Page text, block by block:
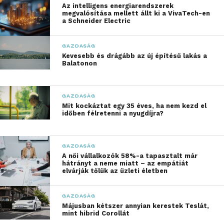
egy sorházi ingatlanban több külön bejáratú, saját
kerttel rendelkező ingatlan van, de ikerházakból is
van bőven az országban. Az ilyen megoldások
előnye rendszerint az, hogy így az építési telek
jobban beépíthető, ami csökkenti a költségeket.
Hiába azonban a „saját ház” élménye, amennyiben
ezeket korábbantársasházakká nyilvánították
akkor az úgynevezett albetétesítést követően
mindegyik ingatlan külön tulajdoni lapot kapott,
amelyenlakásként szerepelnek. Maga a
társasházzá nyilvánítás egyébként nem volt hiba,
hiszen a tulajdonviszonyokat a lehető legkorrektebb
módon ez rendezi, nem véletlen, hogy a társasházi
ingatlanok könnyebben eladhatók és hitelezhetők.
Amennyiben egy ugyanilyen ingatlan nem lett
társasházzá alakítva, akkor osztatlan közös
Az intelligens energiarendszerek
megvalósítása mellett állt ki a VivaTech-en
a Schneider Electric
GAZDASÁG
Kevesebb és drágább az új építésű lakás a
Balatonon
GAZDASÁG
Mit kockáztat egy 35 éves, ha nem kezd el
időben félretenni a nyugdíjra?
GAZDASÁG
A női vállalkozók 58%-a tapasztalt már
hátrányt a neme miatt – az empátiát
elvárják tőlük az üzleti életben
GAZDASÁG
Májusban kétszer annyian kerestek Teslát,
mint hibrid Corollát